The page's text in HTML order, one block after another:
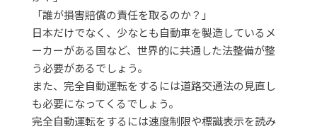
「誰が損害賠償の責任を取るのか？」
日本だけでなく、少なとも自動車を製造しているメ
ーカーがある国など、世界的に共通した法整備が整
う必要があるでしょう。
また、完全自動運転をするには道路交通法の見直し
も必要になってくるでしょう。
完全自動運転をするには速度制限や標識表示を読み